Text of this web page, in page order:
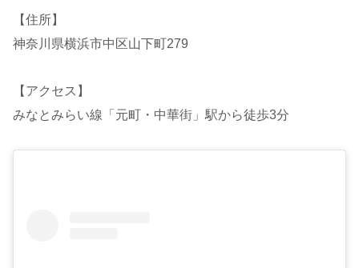
【住所】
神奈川県横浜市中区山下町279
【アクセス】
みなとみらい線「元町・中華街」駅から徒歩3分